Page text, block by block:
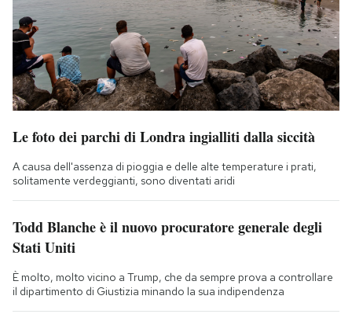
Le foto dei parchi di Londra ingialliti dalla siccità
A causa dell'assenza di pioggia e delle alte temperature i prati,
solitamente verdeggianti, sono diventati aridi
Todd Blanche è il nuovo procuratore generale degli
Stati Uniti
È molto, molto vicino a Trump, che da sempre prova a controllare
il dipartimento di Giustizia minando la sua indipendenza